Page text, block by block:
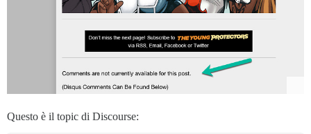
Questo è il topic di Discourse: